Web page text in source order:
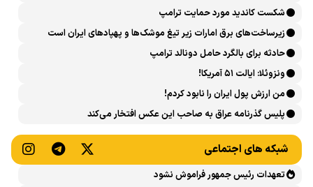
شکست کاندید مورد حمایت ترامپ
زیرساخت‌های برق امارات زیر تیغ موشک‌ها و پهپادهای ایران است
حادثه برای بالگرد حامل دونالد ترامپ
ونزوئلا: ایالت ۵۱ آمریکا!
من ارزش پول ایران را نابود کردم!
پلیس گذرنامه عراق به صاحب این عکس افتخار می‌کند
شبکه های اجتماعی
تعهدات رئیس جمهور فراموش نشود